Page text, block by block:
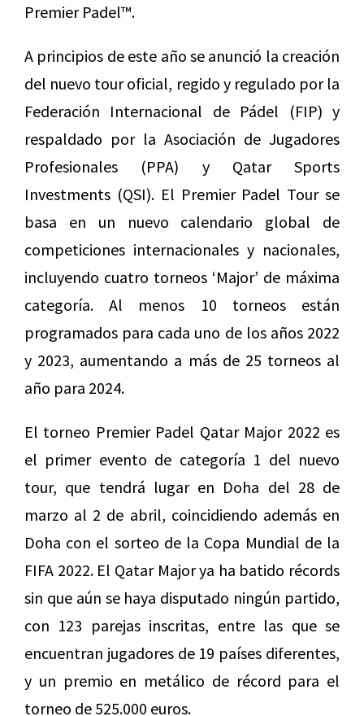
Premier Padel™.
A principios de este año se anunció la creación
del nuevo tour oficial, regido y regulado por la
Federación Internacional de Pádel (FIP) y
respaldado por la Asociación de Jugadores
Profesionales (PPA) y Qatar Sports
Investments (QSI). El Premier Padel Tour se
basa en un nuevo calendario global de
competiciones internacionales y nacionales,
incluyendo cuatro torneos ‘Major’ de máxima
categoría. Al menos 10 torneos están
programados para cada uno de los años 2022
y 2023, aumentando a más de 25 torneos al
año para 2024.
El torneo Premier Padel Qatar Major 2022 es
el primer evento de categoría 1 del nuevo
tour, que tendrá lugar en Doha del 28 de
marzo al 2 de abril, coincidiendo además en
Doha con el sorteo de la Copa Mundial de la
FIFA 2022. El Qatar Major ya ha batido récords
sin que aún se haya disputado ningún partido,
con 123 parejas inscritas, entre las que se
encuentran jugadores de 19 países diferentes,
y un premio en metálico de récord para el
torneo de 525.000 euros.